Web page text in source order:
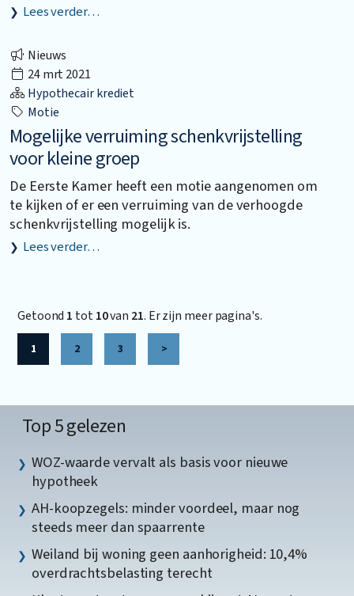
Lees verder…
Nieuws
24 mrt 2021
Hypothecair krediet
Motie
Mogelijke verruiming schenkvrijstelling
voor kleine groep
De Eerste Kamer heeft een motie aangenomen om
te kijken of er een verruiming van de verhoogde
schenkvrijstelling mogelijk is.
Lees verder…
Getoond 1 tot10van 21. Er zijn meer pagina's.
1 2 3 >
Top 5 gelezen
WOZ-waarde vervalt als basis voor nieuwe
hypotheek
AH-koopzegels: minder voordeel, maar nog
steeds meer dan spaarrente
Weiland bij woning geen aanhorigheid: 10,4%
overdrachtsbelasting terecht